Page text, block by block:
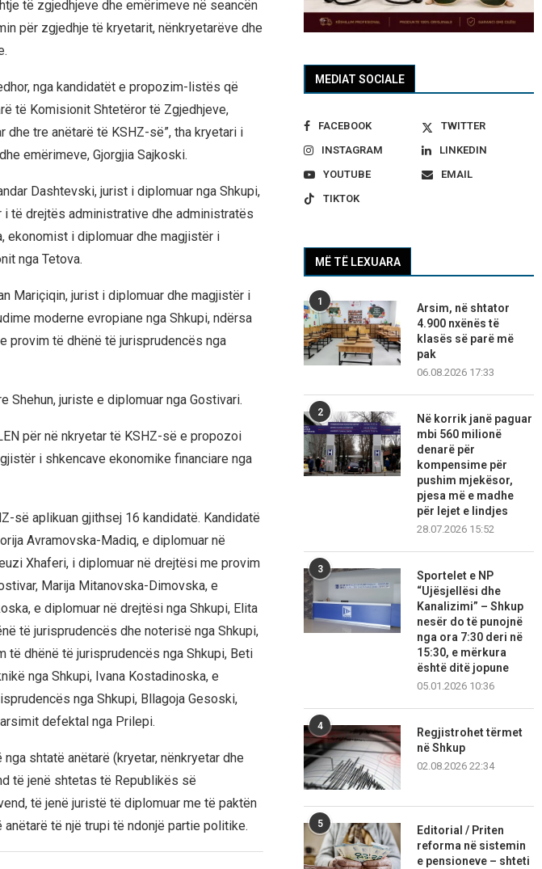
të zgjedhjeve dhe emërimeve në seancën
për zgjedhje të kryetarit, nënkryetarëve dhe
nga kandidatët e propozim-listës që
të Komisionit Shtetëror të Zgjedhjeve,
tre anëtarë të KSHZ-së”, tha kryetari i
emërimeve, Gjorgjia Sajkoski.
Dashtevski, jurist i diplomuar nga Shkupi,
të drejtës administrative dhe administratës
ekonomist i diplomuar dhe magjistër i
nga Tetova.
Mariçiqin, jurist i diplomuar dhe magjistër i
moderne evropiane nga Shkupi, ndërsa
provim të dhënë të jurisprudencës nga
Shehun, juriste e diplomuar nga Gostivari.
për në nkryetar të KSHZ-së e propozoi
i shkencave ekonomike financiare nga
së aplikuan gjithsej 16 kandidatë. Kandidatë
Avramovska-Madiq, e diplomuar në
Xhaferi, i diplomuar në drejtësi me provim
Marija Mitanovska-Dimovska, e
e diplomuar në drejtësi nga Shkupi, Elita
të jurisprudencës dhe noterisë nga Shkupi,
të dhënë të jurisprudencës nga Shkupi, Beti
nga Shkupi, Ivana Kostadinoska, e
nga Shkupi, Bllagoja Gesoski,
defektal nga Prilepi.
shtatë anëtarë (kryetar, nënkryetar dhe
të jenë shtetas të Republikës së
të jenë juristë të diplomuar me të paktën
të një trupi të ndonjë partie politike.
MEDIAT SOCIALE
FACEBOOK
TWITTER
INSTAGRAM
LINKEDIN
YOUTUBE
EMAIL
TIKTOK
MË TË LEXUARA
1
Arsim, në shtator
4.900 nxënës të
klasës së parë më
pak
06.08.2026 17:33
2
Në korrik janë paguar
mbi 560 milionë
denarë për
kompensime për
pushim mjekësor,
pjesa më e madhe
për lejet e lindjes
28.07.2026 15:52
3
Sportelet e NP
“Ujësjellësi dhe
Kanalizimi” – Shkup
nesër do të punojnë
nga ora 7:30 deri në
15:30, e mërkura
është ditë jopune
05.01.2026 10:36
4
Regjistrohet tërmet
në Shkup
02.08.2026 22:34
5
Editorial / Priten
reforma në sistemin
e pensioneve – shteti